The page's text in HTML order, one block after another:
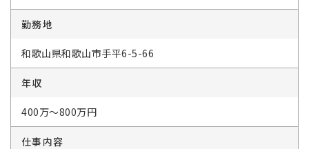
勤務地
和歌山県和歌山市手平6-5-66
年収
400万～800万円
仕事内容